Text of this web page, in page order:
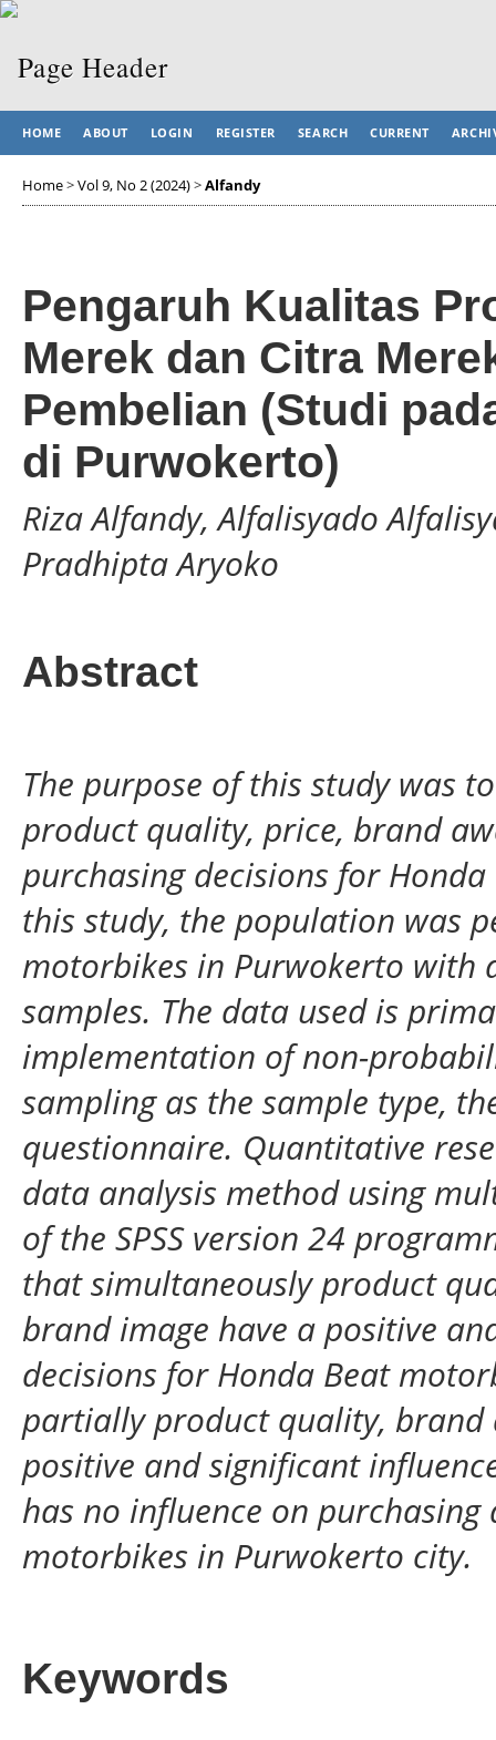
HOME ABOUT LOGIN REGISTER SEARCH CURRENT
Home>Vol 9, No 2 (2024)>Alfandy
Pengaruh Kualitas
Merek dan Citra
Pembelian (Studi
di Purwokerto)
Riza Alfandy, Alfalisyado
Pradhipta Aryoko
Abstract
The purpose of this study was
product quality, price, brand
purchasing decisions for
this study, the population was
motorbikes in Purwokerto with
samples. The data used is
implementation of non-
sampling as the sample type,
questionnaire. Quantitative
data analysis method using
of the SPSS version 24
that simultaneously product
brand image have a positive
decisions for Honda Beat
partially product quality, brand
positive and significant
has no influence on
motorbikes in Purwokerto city.
Keywords